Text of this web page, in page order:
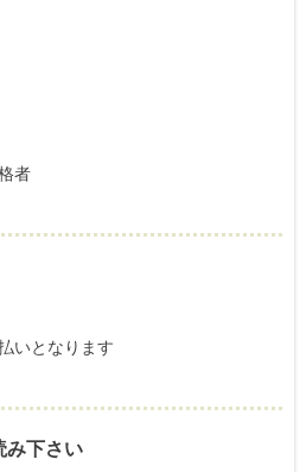
者
いとなります
み下さい